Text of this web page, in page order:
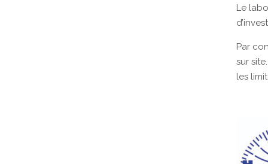
Le
Par
sur
les